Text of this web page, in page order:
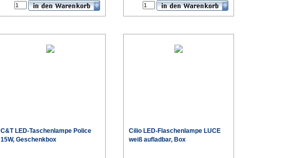
C&T LED-Taschenlampe Police
15W, Geschenkbox
Cilio LED-Flaschenlampe LUCE
weiß aufladbar, Box